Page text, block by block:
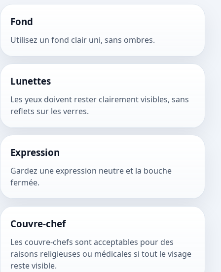
Fond
Utilisez un fond clair uni, sans ombres.
Lunettes
Les yeux doivent rester clairement visibles, sans
reflets sur les verres.
Expression
Gardez une expression neutre et la bouche
fermée.
Couvre-chef
Les couvre-chefs sont acceptables pour des
raisons religieuses ou médicales si tout le visage
reste visible.